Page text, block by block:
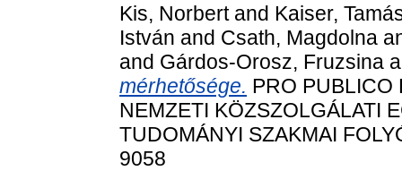
Kis, Norbertand Kaiser,
István and Csath, Magdolna
and Gárdos-Orosz, Fruzsina
mérhetősége. PRO PUBLICO
NEMZETI KÖZSZOLGÁLATI
TUDOMÁNYI SZAKMAI
9058